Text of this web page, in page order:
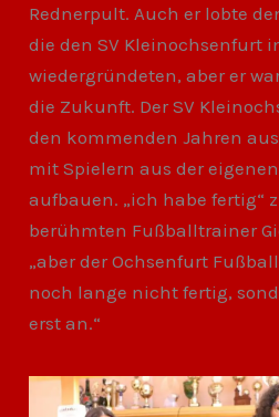
Rednerpult. Auch er lobte
die den SV Kleinochsenfurt
wiedergründeten, aber er
die Zukunft. Der SV
den kommenden Jahren
mit Spielern aus der
aufbauen. „ich habe fertig“
berühmten Fußballtrainer
„aber der Ochsenfurt
noch lange nicht fertig,
erst an.“